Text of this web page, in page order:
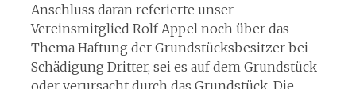
Anschluss daran referierte unser
Vereinsmitglied Rolf Appel noch über das
Thema Haftung der Grundstücksbesitzer bei
Schädigung Dritter, sei es auf dem Grundstück
oder verursacht durch das Grundstück. Die